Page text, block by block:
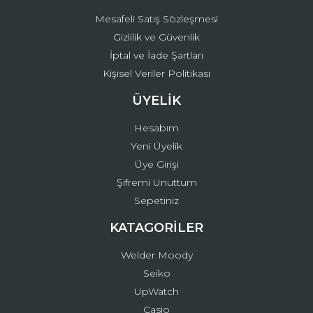
Mesafeli Satış Sözleşmesi
Gizlilik ve Güvenlik
İptal ve İade Şartları
Kişisel Veriler Politikası
ÜYELİK
Hesabım
Yeni Üyelik
Üye Girişi
Şifremi Unuttum
Sepetiniz
KATAGORİLER
Welder Moody
Seiko
UpWatch
Casio